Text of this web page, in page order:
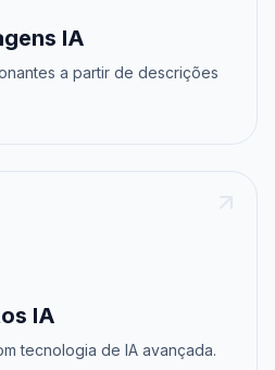
IA
a partir de descrições
IA
tecnologia de IA avançada.